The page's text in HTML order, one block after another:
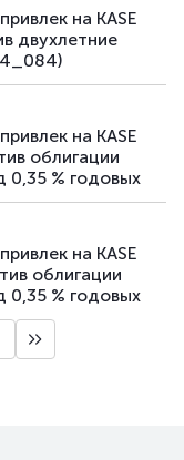
на KASE
двухлетние
на KASE
облигации
% годовых
на KASE
облигации
% годовых